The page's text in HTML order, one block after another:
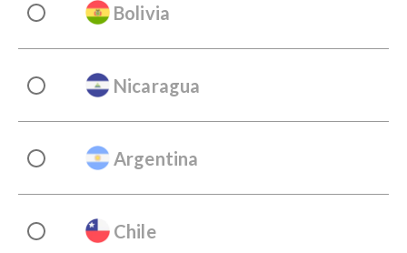
Bolivia
Nicaragua
Argentina
Chile